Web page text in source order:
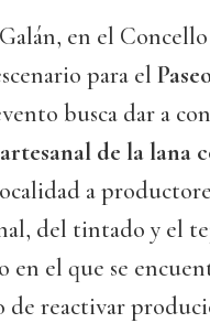
en el
para el
busca dar a
de la lana
a
del tintado y el
en el que se
reactivar